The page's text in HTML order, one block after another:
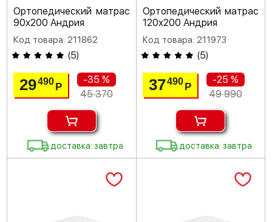
Ортопедический матрас
90х200 Андрия
Код товара: 211862
(5)
29490Р
-35 %
45 370
доставка: завтра
Ортопедический матрас
120х200 Андрия
Код товара: 211973
(5)
37490 Р
-25 %
49 990
доставка: завтра